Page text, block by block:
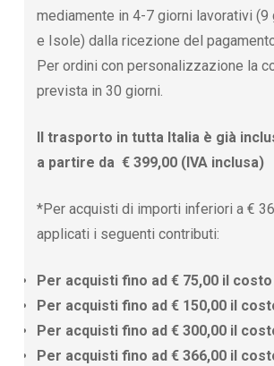
mediamente in 4-7 giorni lavorativi (9
e Isole) dalla ricezione del pagamento
Per ordini con personalizzazione la
prevista in 30 giorni.
Il trasporto in tutta Italia è già
a partire da € 399,00 (IVA inclusa)
*Per acquisti di importi inferiori a €
applicati i seguenti contributi:
Per acquisti fino ad € 75,00 il
Per acquisti fino ad € 150,00 il
Per acquisti fino ad € 300,00 il
Per acquisti fino ad € 366,00 il